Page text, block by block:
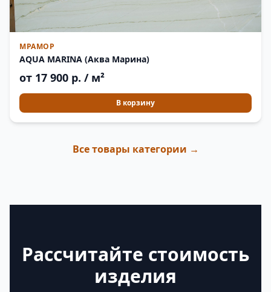
МРАМОР
AQUA MARINA (Аква Марина)
от 17 900 р. / м²
В корзину
Все товары категории →
Рассчитайте стоимость
изделия